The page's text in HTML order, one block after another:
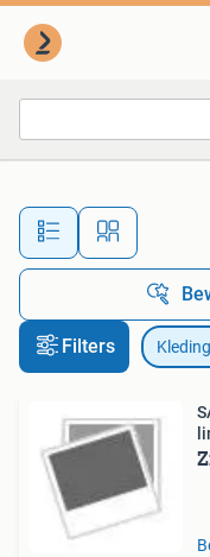
Filters